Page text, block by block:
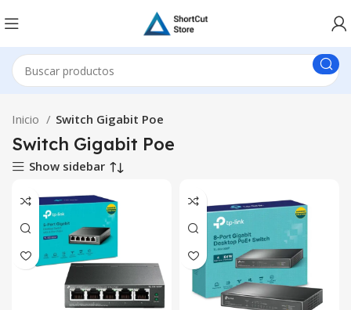
Inicio Switch Gigabit Poe
Switch Gigabit Poe
Show sidebar